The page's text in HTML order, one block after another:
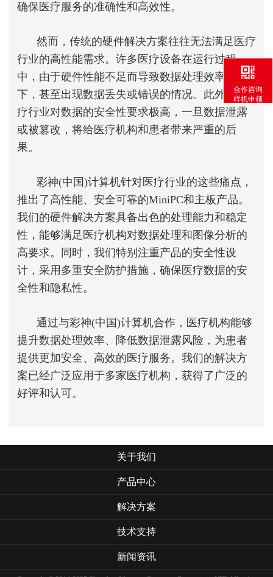
确保医疗服务的准确性和高效性。
然而，传统的硬件解决方案往往无法满足医疗
行业的高性能需求。许多医疗设备在运行过程
中，由于硬件性能不足而导致数据处理效率低
下，甚至出现数据丢失或错误的情况。此外，医
疗行业对数据的安全性要求极高，一旦数据泄露
或被篡改，将给医疗机构和患者带来严重的后
果。
彩神(中国)计算机针对医疗行业的这些痛点，
推出了高性能、安全可靠的MiniPC和主板产品。
我们的硬件解决方案具备出色的处理能力和稳定
性，能够满足医疗机构对数据处理和图像分析的
高要求。同时，我们特别注重产品的安全性设
计，采用多重安全防护措施，确保医疗数据的安
全性和隐私性。
通过与彩神(中国)计算机合作，医疗机构能够
提升数据处理效率、降低数据泄露风险，为患者
提供更加安全、高效的医疗服务。我们的解决方
案已经广泛应用于多家医疗机构，获得了广泛的
好评和认可。
关于我们
产品中心
解决方案
技术支持
新闻资讯
合作咨询
样机申领